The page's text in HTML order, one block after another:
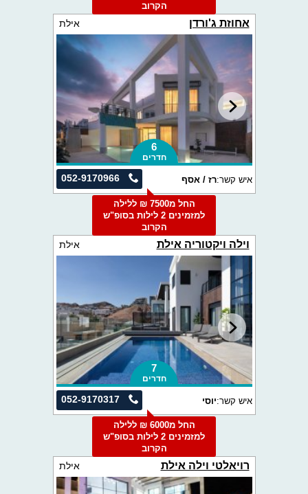
הקרוב
אחוזת ג'ורדן אילת
6
חדרים
052-9170966 איש קשר:רז / אסף
החל מ7500 ₪ ללילה
למזמינים 2 לילות בסופ"ש
הקרוב
וילה ויקטוריה אילת אילת
7
חדרים
052-9170317 איש קשר:יוסי
החל מ6000 ₪ ללילה
למזמינים 2 לילות בסופ"ש
הקרוב
רויאלטי וילה אילת אילת